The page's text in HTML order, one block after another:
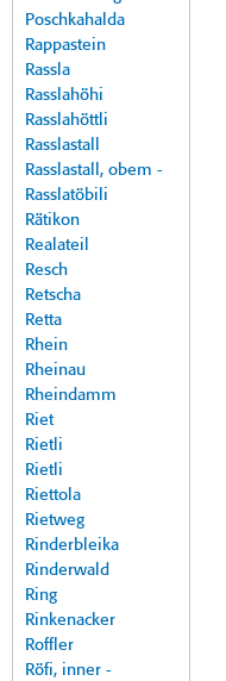
Poschkahalda
Rappastein
Rassla
Rasslahöhi
Rasslahöttli
Rasslastall
Rasslastall, obem -
Rasslatöbili
Rätikon
Realateil
Resch
Retscha
Retta
Rhein
Rheinau
Rheindamm
Riet
Rietli
Rietli
Riettola
Rietweg
Rinderbleika
Rinderwald
Ring
Rinkenacker
Roffler
Röfi, inner -